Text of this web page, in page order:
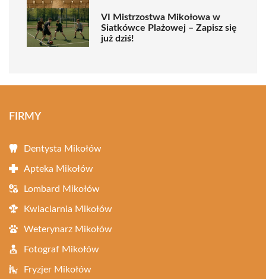
VI Mistrzostwa Mikołowa w
Siatkówce Plażowej – Zapisz się
już dziś!
FIRMY
Dentysta Mikołów
Apteka Mikołów
Lombard Mikołów
Kwiaciarnia Mikołów
Weterynarz Mikołów
Fotograf Mikołów
Fryzjer Mikołów